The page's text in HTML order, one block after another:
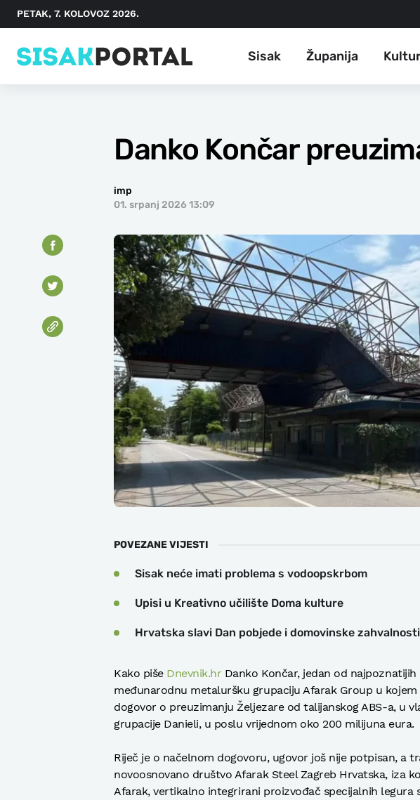
PETAK, 7. KOLOVOZ 2026.
Sisak Županija
Danko Končar
imp
01. srpanj 2026 13:09
POVEZANE VIJESTI
Sisak neće imati problema s vodoopskrbom
Upisi u Kreativno učilište Doma kulture
Hrvatska slavi Dan pobjede i domovinske
Kako piše Dnevnik.hr Danko Končar, jedan od
međunarodnu metaluršku grupaciju Afarak Group u
dogovor o preuzimanju Željezare od talijanskog ABS-a, u
grupacije Danieli, u poslu vrijednom oko 200 milijuna eura.
Riječ je o načelnom dogovoru, ugovor još nije potpisan, a
novoosnovano društvo Afarak Steel Zagreb Hrvatska, iza
Afarak, vertikalno integrirani proizvođač specijalnih legura